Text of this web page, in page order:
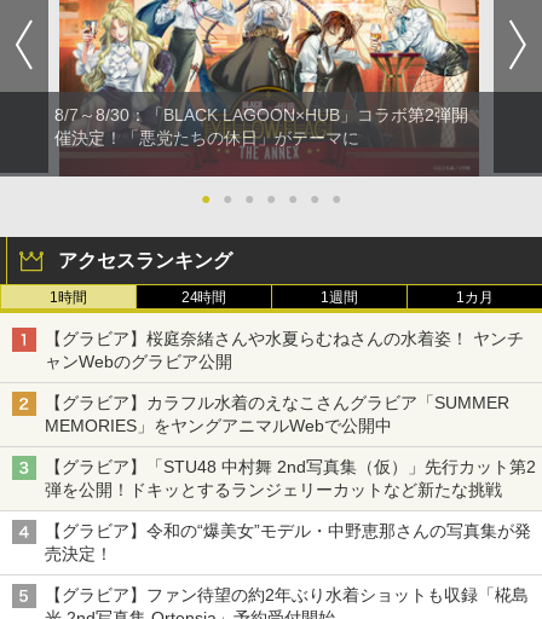
8/7～8/30：「BLACK LAGOON×HUB」コラボ第2弾開
催決定！「悪党たちの休日」がテーマに
● ● ● ● ● ● ●
アクセスランキング
1時間 24時間 1週間 1カ月
【グラビア】桜庭奈緒さんや水夏らむねさんの水着姿！ ヤンチ
ャンWebのグラビア公開
【グラビア】カラフル水着のえなこさんグラビア「SUMMER
MEMORIES」をヤングアニマルWebで公開中
【グラビア】「STU48 中村舞 2nd写真集（仮）」先行カット第2
弾を公開！ドキッとするランジェリーカットなど新たな挑戦
【グラビア】令和の“爆美女”モデル・中野恵那さんの写真集が発
売決定！
【グラビア】ファン待望の約2年ぶり水着ショットも収録「椛島